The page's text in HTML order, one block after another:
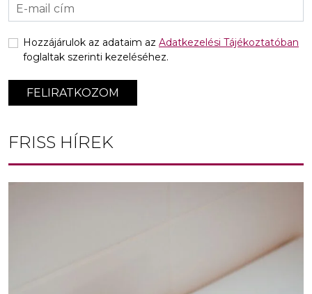
FELIRATKOZOM
Hozzájárulok az adataim az Adatkezelési Tájékoztatóban
foglaltak szerinti kezeléséhez.
FRISS HÍREK